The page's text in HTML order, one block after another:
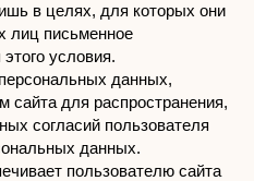
в целях, для которых они
лиц письменное
условия.
данных,
сайта для распространения,
согласий пользователя
данных.
пользователю сайта